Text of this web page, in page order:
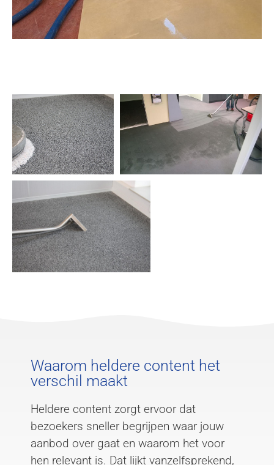
Waarom heldere content het
verschil maakt
Heldere content zorgt ervoor dat
bezoekers sneller begrijpen waar jouw
aanbod over gaat en waarom het voor
hen relevant is. Dat lijkt vanzelfsprekend,